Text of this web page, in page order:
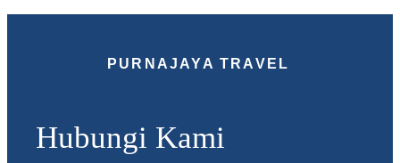
PURNAJAYA TRAVEL
Hubungi Kami